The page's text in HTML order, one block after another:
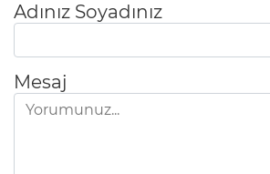
Adınız Soyadınız
Mesaj